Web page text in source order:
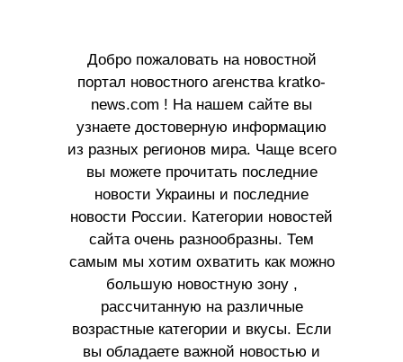
Добро пожаловать на новостной
портал новостного агенства kratko-
news.com ! На нашем сайте вы
узнаете достоверную информацию
из разных регионов мира. Чаще всего
вы можете прочитать последние
новости Украины и последние
новости России. Категории новостей
сайта очень разнообразны. Тем
самым мы хотим охватить как можно
большую новостную зону ,
рассчитанную на различные
возрастные категории и вкусы. Если
вы обладаете важной новостью и